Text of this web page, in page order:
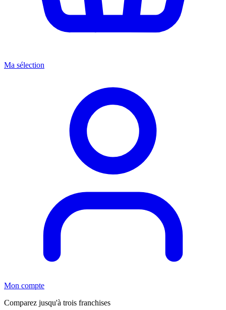
Ma sélection
Mon compte
Comparez jusqu'à trois franchises